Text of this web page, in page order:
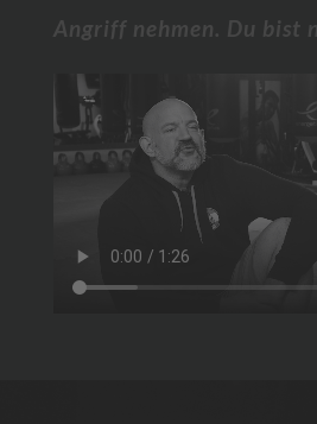
Angriff nehmen. Du bist